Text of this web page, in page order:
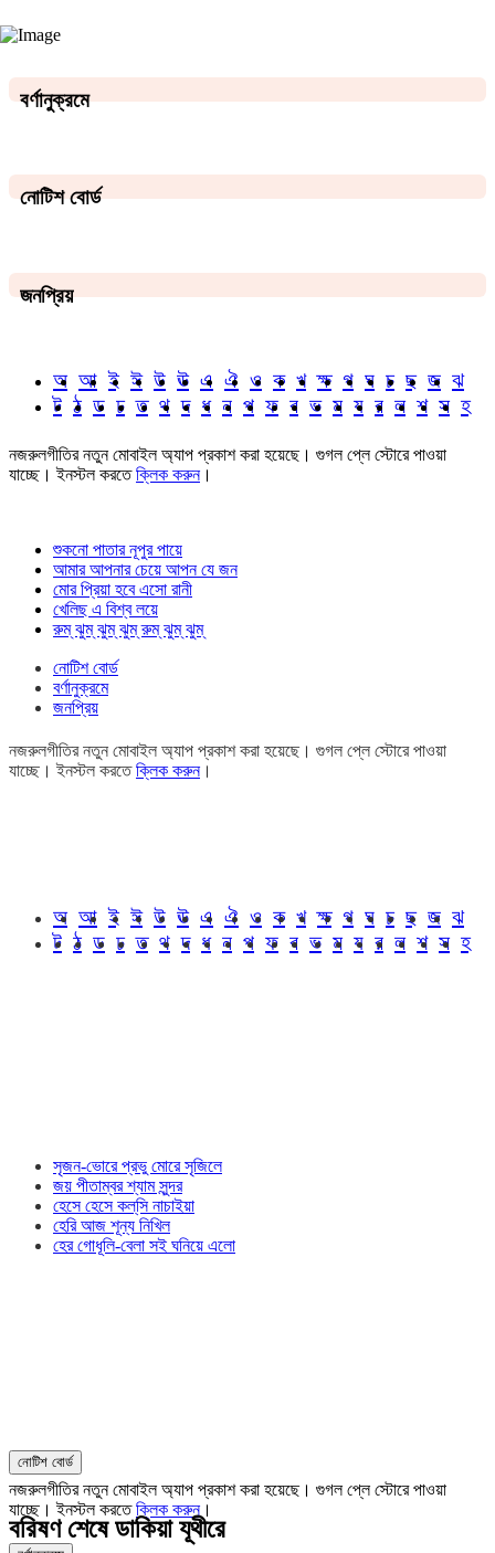
বর্ণানুক্রমে
নোটিশ বোর্ড
জনপ্রিয়
অ আ ই ঈ উ ঊ এ ঐ ও ক খ ক্ষ গ ঘ চ ছ জ ঝ
ট ঠ ড ঢ ত থ দ ধ ন প ফ ব ভ ম য র ল শ স হ
নজরুলগীতির নতুন মোবাইল অ্যাপ প্রকাশ করা হয়েছে। গুগল প্লে স্টোরে পাওয়া
যাচ্ছে। ইনস্টল করতেক্লিক করুন।
শুকনো পাতার নূপুর পায়ে
আমার আপনার চেয়ে আপন যে জন
মোর প্রিয়া হবে এসো রানী
খেলিছ এ বিশ্ব লয়ে
রুম্ ঝুম্ ঝুম্ ঝুম্ রুম্ ঝুম্ ঝুম্
নোটিশ বোর্ড
বর্ণানুক্রমে
জনপ্রিয়
নজরুলগীতির নতুন মোবাইল অ্যাপ প্রকাশ করা হয়েছে। গুগল প্লে স্টোরে পাওয়া
যাচ্ছে। ইনস্টল করতেক্লিক করুন।
অ আ ই ঈ উ ঊ এ ঐ ও ক খ ক্ষ গ ঘ চ ছ জ ঝ
ট ঠ ড ঢ ত থ দ ধ ন প ফ ব ভ ম য র ল শ স হ
সৃজন-ভোরে প্রভু মোরে সৃজিলে
জয় পীতাম্বর শ্যাম সুন্দর
হেসে হেসে কল্‌সি নাচাইয়া
হেরি আজ শূন্য নিখিল
হের গোধূলি-বেলা সই ঘনিয়ে এলো
নোটিশ বোর্ড
নজরুলগীতির নতুন মোবাইল অ্যাপ প্রকাশ করা হয়েছে। গুগল প্লে স্টোরে পাওয়া
যাচ্ছে। ইনস্টল করতেক্লিক করুন।
বরিষণ শেষে ডাকিয়া যূথীরে